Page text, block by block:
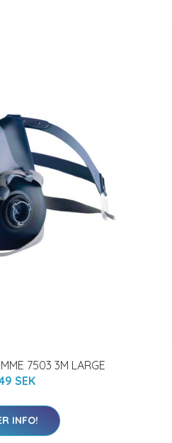
7503 3M LARGE
SEK
INFO!